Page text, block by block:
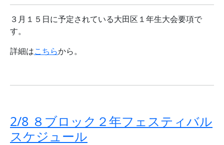
３月１５日に予定されている大田区１年生大会要項で
す。
詳細はこちらから。
2/8 ８ブロック２年フェスティバル
スケジュール